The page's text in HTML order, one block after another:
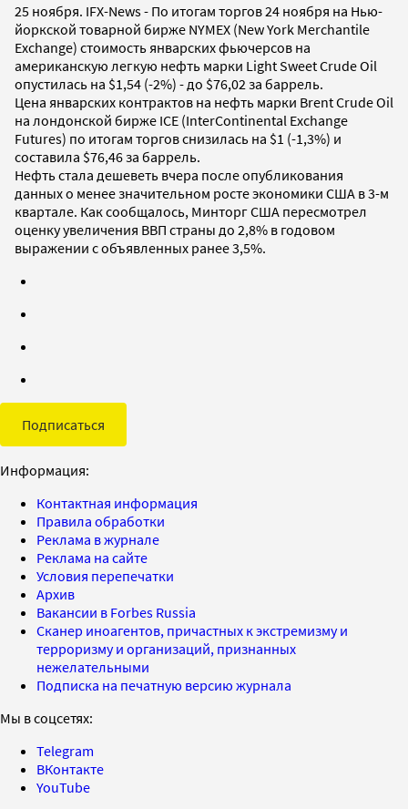
25 ноября. IFX-News - По итогам торгов 24 ноября на Нью-
йоркской товарной бирже NYMEX (New York Merchantile
Exchange) стоимость январских фьючерсов на
американскую легкую нефть марки Light Sweet Crude Oil
опустилась на $1,54 (-2%) - до $76,02 за баррель.
Цена январских контрактов на нефть марки Brent Crude Oil
на лондонской бирже IСE (InterContinental Exchange
Futures) по итогам торгов снизилась на $1 (-1,3%) и
составила $76,46 за баррель.
Нефть стала дешеветь вчера после опубликования
данных о менее значительном росте экономики США в 3-м
квартале. Как сообщалось, Минторг США пересмотрел
оценку увеличения ВВП страны до 2,8% в годовом
выражении с объявленных ранее 3,5%.
Подписаться
Информация:
Контактная информация
Правила обработки
Реклама в журнале
Реклама на сайте
Условия перепечатки
Архив
Вакансии в Forbes Russia
Сканер иноагентов, причастных к экстремизму и
терроризму и организаций, признанных
нежелательными
Подписка на печатную версию журнала
Мы в соцсетях:
Telegram
ВКонтакте
YouTube